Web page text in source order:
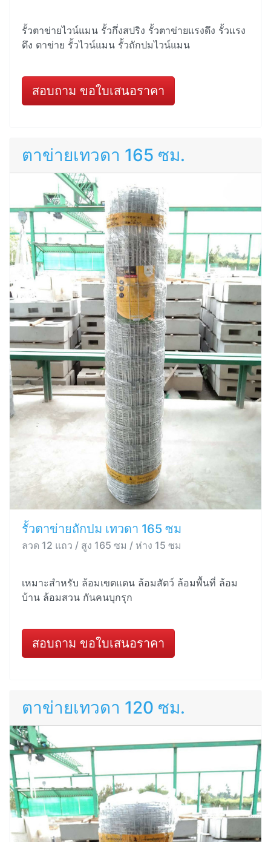
รั้วตาข่ายไวน์แมน รั้วกึ่งสปริง รั้วตาข่ายแรงดึง รั้วแรง
ดึง ตาข่าย รั้วไวน์แมน รั้วถักปมไวน์แมน
สอบถาม ขอใบเสนอราคา
ตาข่ายเทวดา 165 ซม.
รั้วตาข่ายถักปม เทวดา 165 ซม
ลวด 12 แถว / สูง 165 ซม / ห่าง 15 ซม
เหมาะสำหรับ ล้อมเขตแดน ล้อมสัตว์ ล้อมพื้นที่ ล้อม
บ้าน ล้อมสวน กันคนบุกรุก
สอบถาม ขอใบเสนอราคา
ตาข่ายเทวดา 120 ซม.